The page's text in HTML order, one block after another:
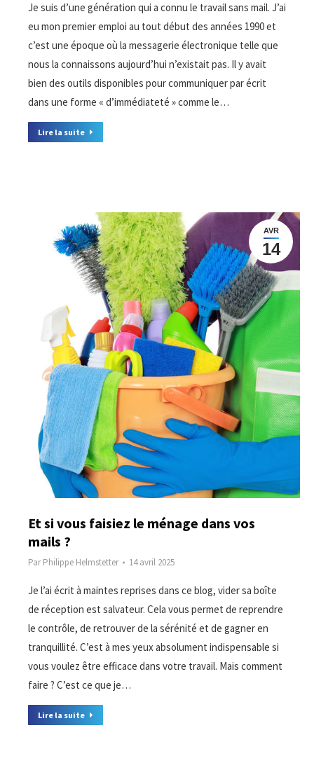
Je suis d’une génération qui a connu le travail sans mail. J’ai
eu mon premier emploi au tout début des années 1990 et
c’est une époque où la messagerie électronique telle que
nous la connaissons aujourd’hui n’existait pas. Il y avait
bien des outils disponibles pour communiquer par écrit
dans une forme « d’immédiateté » comme le…
Lire la suite
AVR
14
Et si vous faisiez le ménage dans vos
mails ?
ParPhilippe Helmstetter 14 avril 2025
Je l’ai écrit à maintes reprises dans ce blog, vider sa boîte
de réception est salvateur. Cela vous permet de reprendre
le contrôle, de retrouver de la sérénité et de gagner en
tranquillité. C’est à mes yeux absolument indispensable si
vous voulez être efficace dans votre travail. Mais comment
faire ? C’est ce que je…
Lire la suite